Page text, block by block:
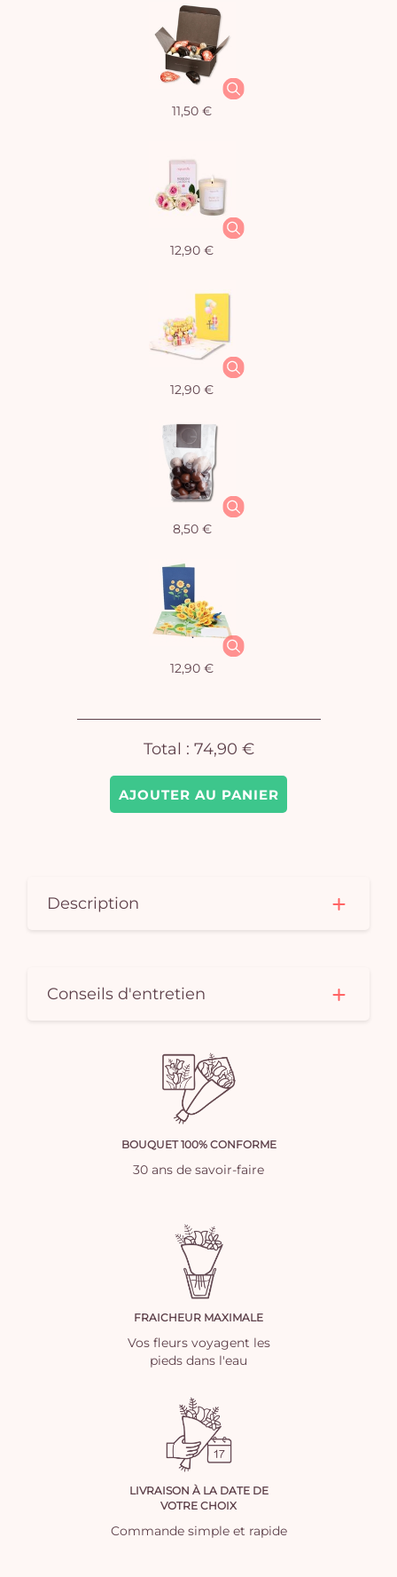
AJOUTER AU PANIER
11,50 €
12,90 €
12,90 €
8,50 €
12,90 €
Total : 74,90 €
Description
Conseils d'entretien
BOUQUET 100% CONFORME
30 ans de savoir-faire
FRAICHEUR MAXIMALE
Vos fleurs voyagent les
pieds dans l'eau
LIVRAISON À LA DATE DE
VOTRE CHOIX
Commande simple et rapide